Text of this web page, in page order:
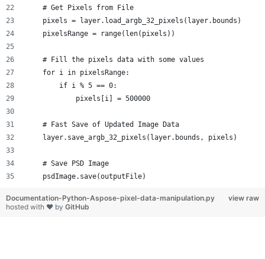
    # Get Pixels from File
    pixels = layer.load_argb_32_pixels(layer.bounds)
    pixelsRange = range(len(pixels))
    # Fill the pixels data with some values
    for i in pixelsRange:
        if i % 5 == 0:
            pixels[i] = 500000
    # Fast Save of Updated Image Data
    layer.save_argb_32_pixels(layer.bounds, pixels)
    # Save PSD Image
    psdImage.save(outputFile)
view raw
Documentation-Python-Aspose-pixel-data-manipulation.py
hosted with ❤ by GitHub